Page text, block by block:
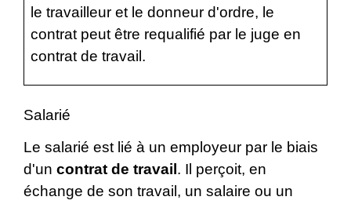
le travailleur et le donneur d'ordre, le
contrat peut être requalifié par le juge en
contrat de travail.
Salarié
Le salarié est lié à un employeur par le biais
d'un contrat de travail . Il perçoit, en
échange de son travail, un salaire ou un